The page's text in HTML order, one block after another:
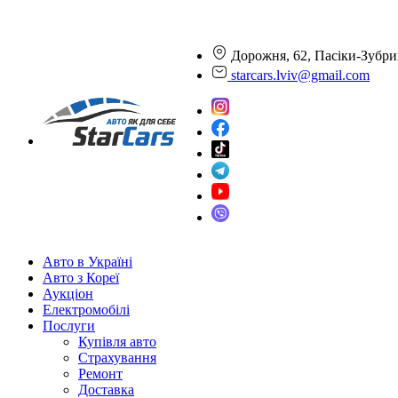
Дорожня, 62, Пасіки-
starcars.lviv@gmail.com
Авто в Україні
Авто з Кореї
Аукціон
Електромобілі
Послуги
Купівля авто
Страхування
Ремонт
Доставка